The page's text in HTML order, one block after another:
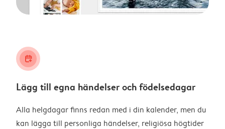
calendar_plus
Lägg till egna händelser och födelsedagar
Alla helgdagar finns redan med i din kalender, men du
kan lägga till personliga händelser, religiösa högtider